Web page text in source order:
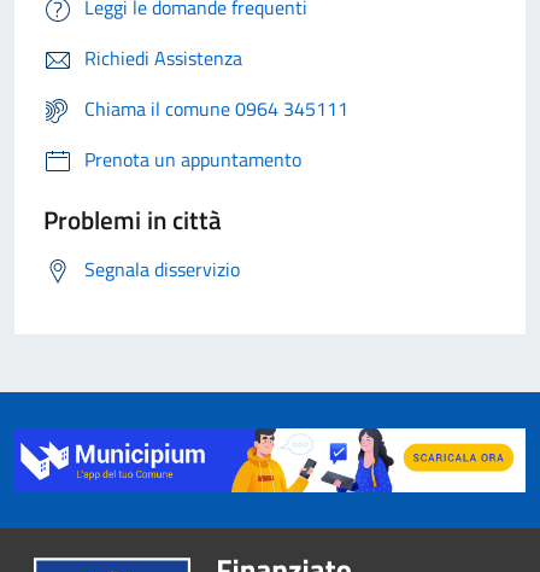
Leggi le domande frequenti
Richiedi Assistenza
Chiama il comune 0964 345111
Prenota un appuntamento
Problemi in città
Segnala disservizio